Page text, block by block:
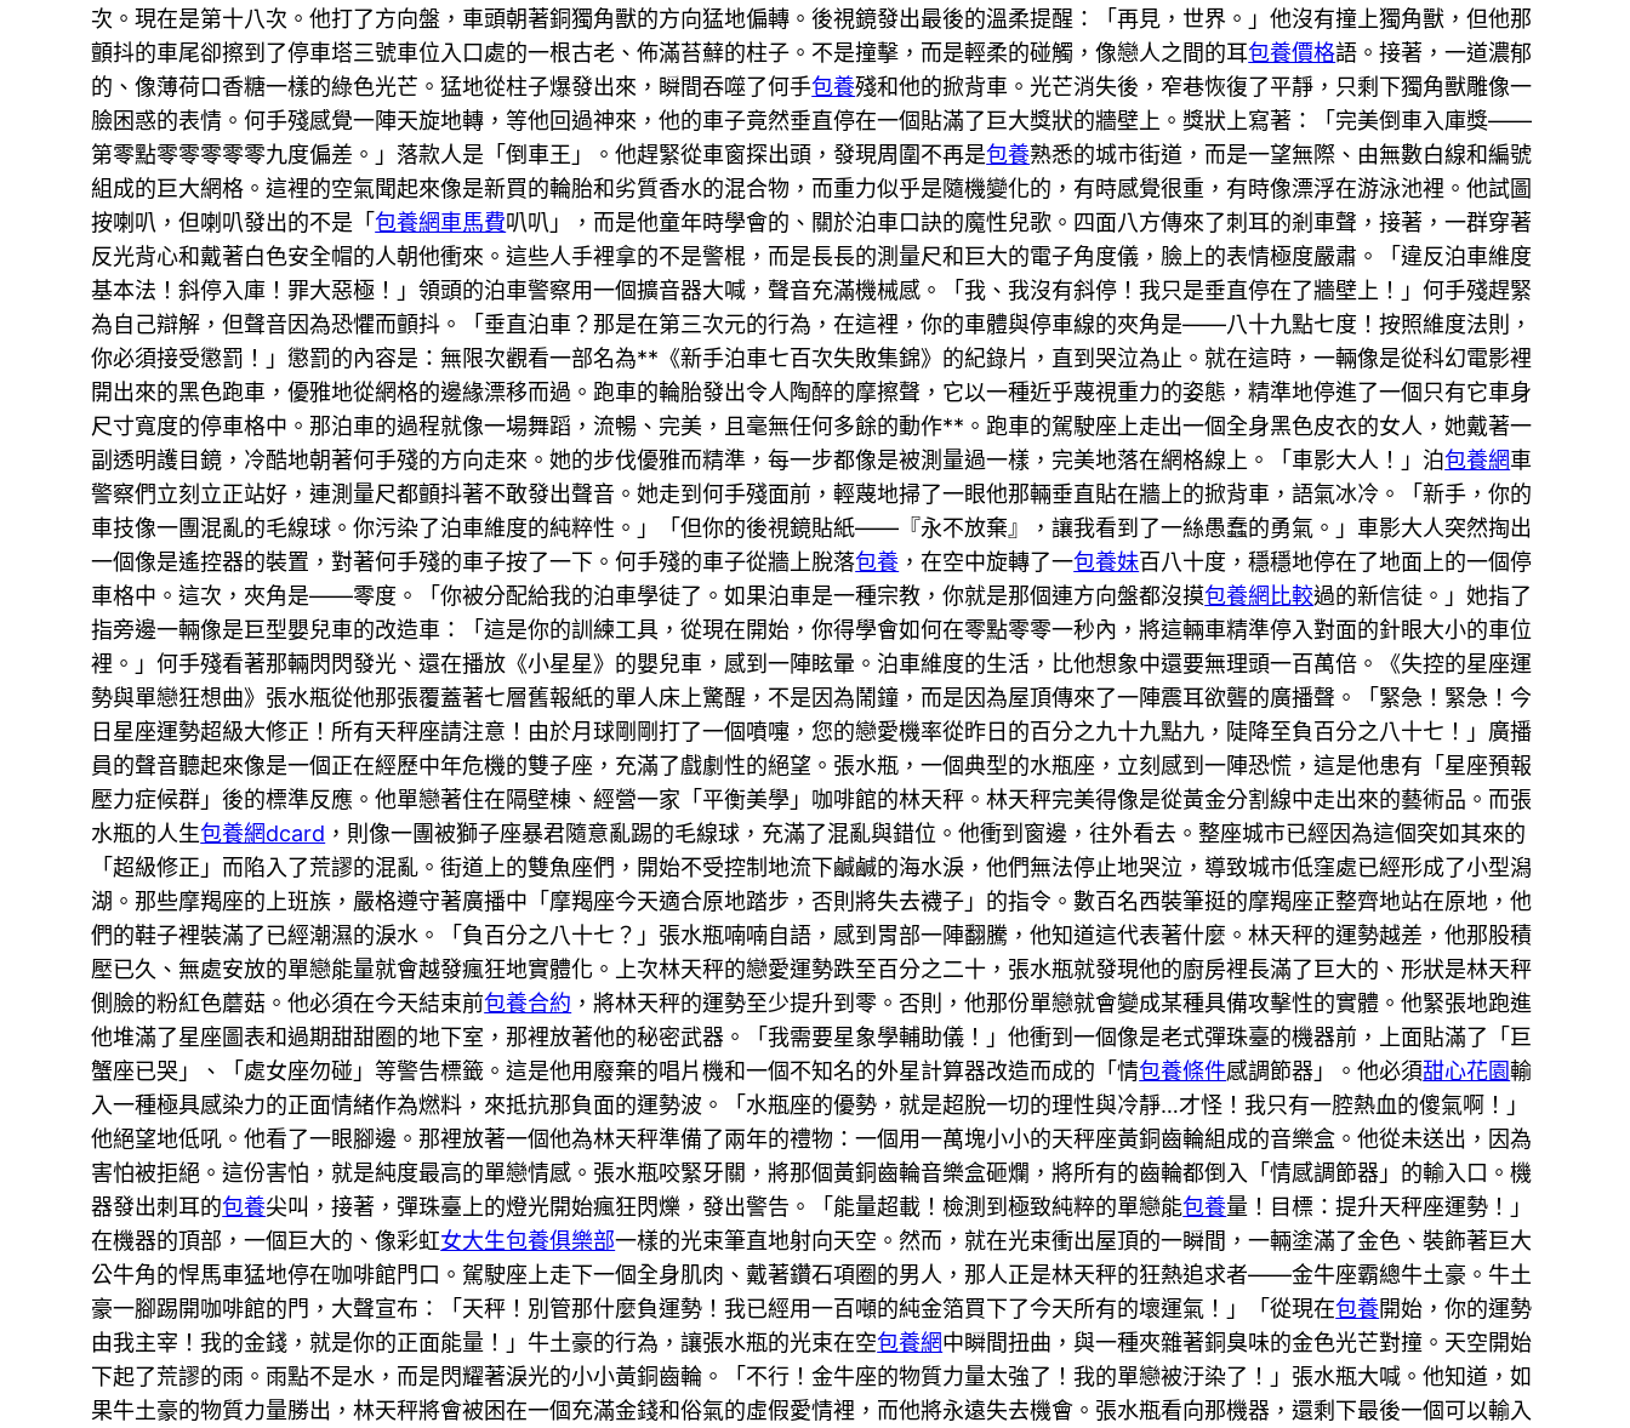
次。現在是第十八次。他打了方向盤，車頭朝著銅獨角獸的方向猛地偏轉。後視鏡發出最後的溫柔提醒：「再見，世界。」他沒有撞上獨角獸，但他那
顫抖的車尾卻擦到了停車塔三號車位入口處的一根古老、佈滿苔蘚的柱子。不是撞擊，而是輕柔的碰觸，像戀人之間的耳包養價格語。接著，一道濃郁
的、像薄荷口香糖一樣的綠色光芒。猛地從柱子爆發出來，瞬間吞噬了何手包養殘和他的掀背車。光芒消失後，窄巷恢復了平靜，只剩下獨角獸雕像一
臉困惑的表情。何手殘感覺一陣天旋地轉，等他回過神來，他的車子竟然垂直停在一個貼滿了巨大獎狀的牆壁上。獎狀上寫著：「完美倒車入庫獎——
第零點零零零零零九度偏差。」落款人是「倒車王」。他趕緊從車窗探出頭，發現周圍不再是包養熟悉的城市街道，而是一望無際、由無數白線和編號
組成的巨大網格。這裡的空氣聞起來像是新買的輪胎和劣質香水的混合物，而重力似乎是隨機變化的，有時感覺很重，有時像漂浮在游泳池裡。他試圖
按喇叭，但喇叭發出的不是「包養網車馬費叭叭」，而是他童年時學會的、關於泊車口訣的魔性兒歌。四面八方傳來了刺耳的剎車聲，接著，一群穿著
反光背心和戴著白色安全帽的人朝他衝來。這些人手裡拿的不是警棍，而是長長的測量尺和巨大的電子角度儀，臉上的表情極度嚴肅。「違反泊車維度
基本法！斜停入庫！罪大惡極！」領頭的泊車警察用一個擴音器大喊，聲音充滿機械感。「我、我沒有斜停！我只是垂直停在了牆壁上！」何手殘趕緊
為自己辯解，但聲音因為恐懼而顫抖。「垂直泊車？那是在第三次元的行為，在這裡，你的車體與停車線的夾角是——八十九點七度！按照維度法則，
你必須接受懲罰！」懲罰的內容是：無限次觀看一部名為**《新手泊車七百次失敗集錦》的紀錄片，直到哭泣為止。就在這時，一輛像是從科幻電影裡
開出來的黑色跑車，優雅地從網格的邊緣漂移而過。跑車的輪胎發出令人陶醉的摩擦聲，它以一種近乎蔑視重力的姿態，精準地停進了一個只有它車身
尺寸寬度的停車格中。那泊車的過程就像一場舞蹈，流暢、完美，且毫無任何多餘的動作**。跑車的駕駛座上走出一個全身黑色皮衣的女人，她戴著一
副透明護目鏡，冷酷地朝著何手殘的方向走來。她的步伐優雅而精準，每一步都像是被測量過一樣，完美地落在網格線上。「車影大人！」泊包養網車
警察們立刻立正站好，連測量尺都顫抖著不敢發出聲音。她走到何手殘面前，輕蔑地掃了一眼他那輛垂直貼在牆上的掀背車，語氣冰冷。「新手，你的
車技像一團混亂的毛線球。你污染了泊車維度的純粹性。」「但你的後視鏡貼紙——『永不放棄』，讓我看到了一絲愚蠢的勇氣。」車影大人突然掏出
一個像是遙控器的裝置，對著何手殘的車子按了一下。何手殘的車子從牆上脫落包養 ，在空中旋轉了一包養妹百八十度，穩穩地停在了地面上的一個停
車格中。這次，夾角是——零度。「你被分配給我的泊車學徒了。如果泊車是一種宗教，你就是那個連方向盤都沒摸包養網比較過的新信徒。」她指了
指旁邊一輛像是巨型嬰兒車的改造車：「這是你的訓練工具，從現在開始，你得學會如何在零點零零一秒內，將這輛車精準停入對面的針眼大小的車位
裡。」何手殘看著那輛閃閃發光、還在播放《小星星》的嬰兒車，感到一陣眩暈。泊車維度的生活，比他想象中還要無理頭一百萬倍。《失控的星座運
勢與單戀狂想曲》張水瓶從他那張覆蓋著七層舊報紙的單人床上驚醒，不是因為鬧鐘，而是因為屋頂傳來了一陣震耳欲聾的廣播聲。「緊急！緊急！今
日星座運勢超級大修正！所有天秤座請注意！由於月球剛剛打了一個噴嚏，您的戀愛機率從昨日的百分之九十九點九，陡降至負百分之八十七！」廣播
員的聲音聽起來像是一個正在經歷中年危機的雙子座，充滿了戲劇性的絕望。張水瓶，一個典型的水瓶座，立刻感到一陣恐慌，這是他患有「星座預報
壓力症候群」後的標準反應。他單戀著住在隔壁棟、經營一家「平衡美學」咖啡館的林天秤。林天秤完美得像是從黃金分割線中走出來的藝術品。而張
水瓶的人生包養網dcard ，則像一團被獅子座暴君隨意亂踢的毛線球，充滿了混亂與錯位。他衝到窗邊，往外看去。整座城市已經因為這個突如其來的
「超級修正」而陷入了荒謬的混亂。街道上的雙魚座們，開始不受控制地流下鹹鹹的海水淚，他們無法停止地哭泣，導致城市低窪處已經形成了小型潟
湖。那些摩羯座的上班族，嚴格遵守著廣播中「摩羯座今天適合原地踏步，否則將失去襪子」的指令。數百名西裝筆挺的摩羯座正整齊地站在原地，他
們的鞋子裡裝滿了已經潮濕的淚水。「負百分之八十七？」張水瓶喃喃自語，感到胃部一陣翻騰，他知道這代表著什麼。林天秤的運勢越差，他那股積
壓已久、無處安放的單戀能量就會越發瘋狂地實體化。上次林天秤的戀愛運勢跌至百分之二十，張水瓶就發現他的廚房裡長滿了巨大的、形狀是林天秤
側臉的粉紅色蘑菇。他必須在今天結束前包養合約 ，將林天秤的運勢至少提升到零。否則，他那份單戀就會變成某種具備攻擊性的實體。他緊張地跑進
他堆滿了星座圖表和過期甜甜圈的地下室，那裡放著他的秘密武器。「我需要星象學輔助儀！」他衝到一個像是老式彈珠臺的機器前，上面貼滿了「巨
蟹座已哭」、「處女座勿碰」等警告標籤。這是他用廢棄的唱片機和一個不知名的外星計算器改造而成的「情包養條件感調節器」。他必須甜心花園輸
入一種極具感染力的正面情緒作為燃料，來抵抗那負面的運勢波。「水瓶座的優勢，就是超脫一切的理性與冷靜…才怪！我只有一腔熱血的傻氣啊！」
他絕望地低吼。他看了一眼腳邊。那裡放著一個他為林天秤準備了兩年的禮物：一個用一萬塊小小的天秤座黃銅齒輪組成的音樂盒。他從未送出，因為
害怕被拒絕。這份害怕，就是純度最高的單戀情感。張水瓶咬緊牙關，將那個黃銅齒輪音樂盒砸爛，將所有的齒輪都倒入「情感調節器」的輸入口。機
器發出刺耳的包養尖叫，接著，彈珠臺上的燈光開始瘋狂閃爍，發出警告。「能量超載！檢測到極致純粹的單戀能包養量！目標：提升天秤座運勢！」
在機器的頂部，一個巨大的、像彩虹女大生包養俱樂部一樣的光束筆直地射向天空。然而，就在光束衝出屋頂的一瞬間，一輛塗滿了金色、裝飾著巨大
公牛角的悍馬車猛地停在咖啡館門口。駕駛座上走下一個全身肌肉、戴著鑽石項圈的男人，那人正是林天秤的狂熱追求者——金牛座霸總牛土豪。牛土
豪一腳踢開咖啡館的門，大聲宣布：「天秤！別管那什麼負運勢！我已經用一百噸的純金箔買下了今天所有的壞運氣！」「從現在包養開始，你的運勢
由我主宰！我的金錢，就是你的正面能量！」牛土豪的行為，讓張水瓶的光束在空包養網中瞬間扭曲，與一種夾雜著銅臭味的金色光芒對撞。天空開始
下起了荒謬的雨。雨點不是水，而是閃耀著淚光的小小黃銅齒輪。「不行！金牛座的物質力量太強了！我的單戀被汙染了！」張水瓶大喊。他知道，如
果牛土豪的物質力量勝出，林天秤將會被困在一個充滿金錢和俗氣的虛假愛情裡，而他將永遠失去機會。張水瓶看向那機器，還剩下最後一個可以輸入